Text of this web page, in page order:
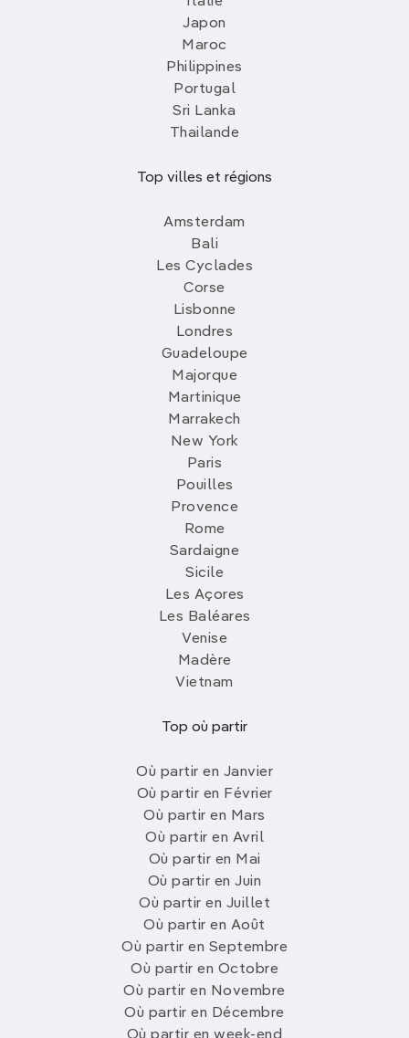
Japon
Maroc
Philippines
Portugal
Sri Lanka
Thailande
Top villes et régions
Amsterdam
Bali
Les Cyclades
Corse
Lisbonne
Londres
Guadeloupe
Majorque
Martinique
Marrakech
New York
Paris
Pouilles
Provence
Rome
Sardaigne
Sicile
Les Açores
Les Baléares
Venise
Madère
Vietnam
Top où partir
Où partir en Janvier
Où partir en Février
Où partir en Mars
Où partir en Avril
Où partir en Mai
Où partir en Juin
Où partir en Juillet
Où partir en Août
Où partir en Septembre
Où partir en Octobre
Où partir en Novembre
Où partir en Décembre